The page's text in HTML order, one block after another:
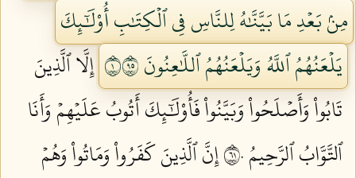
مِنۢ بَعۡدِ مَا بَيَّنَّٰهُ لِلنَّاسِ فِي ٱلۡكِتَٰبِ أُوْلَٰٓئِكَ
يَلۡعَنُهُمُ ٱللَّهُ وَيَلۡعَنُهُمُ ٱللَّٰعِنُونَ ١٥٩
إِلَّا ٱلَّذِينَ
تَابُواْ وَأَصۡلَحُواْ وَبَيَّنُواْ فَأُوْلَٰٓئِكَ أَتُوبُ عَلَيۡهِمۡ وَأَنَا
ٱلتَّوَّابُ ٱلرَّحِيمُ ١٦٠
إِنَّ ٱلَّذِينَ كَفَرُواْ وَمَاتُواْ وَهُمۡ